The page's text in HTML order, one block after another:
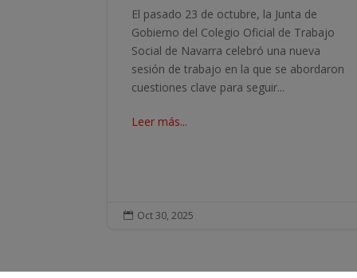
El pasado 23 de octubre, la Junta de
Gobierno del Colegio Oficial de Trabajo
Social de Navarra celebró una nueva
sesión de trabajo en la que se abordaron
cuestiones clave para seguir...
Leer más...
 Oct 30, 2025